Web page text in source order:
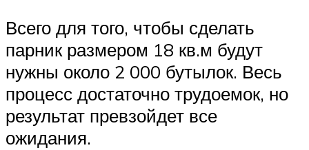
Всего для того, чтобы сделать
парник размером 18 кв.м будут
нужны около 2 000 бутылок. Весь
процесс достаточно трудоемок, но
результат превзойдет все
ожидания.